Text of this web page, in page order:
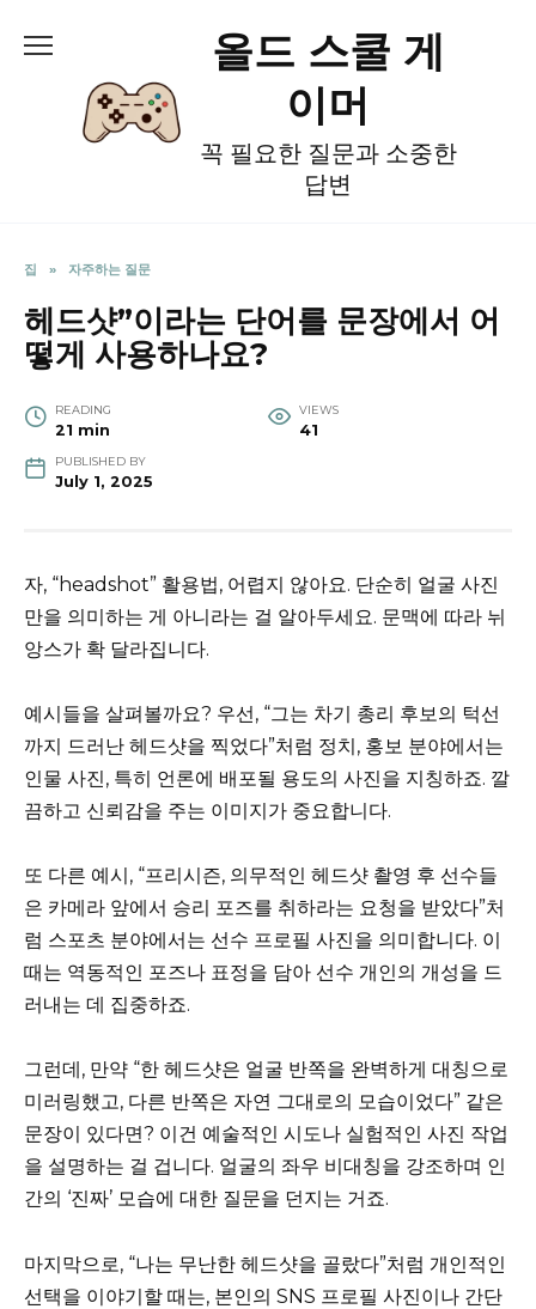
올드 스쿨 게
이머
꼭 필요한 질문과 소중한
답변
집 » 자주하는 질문
헤드샷”이라는 단어를 문장에서 어
떻게 사용하나요?
READING
21 min
VIEWS
41
PUBLISHED BY
July 1, 2025
자, “headshot” 활용법, 어렵지 않아요. 단순히 얼굴 사진
만을 의미하는 게 아니라는 걸 알아두세요. 문맥에 따라 뉘
앙스가 확 달라집니다.
예시들을 살펴볼까요? 우선, “그는 차기 총리 후보의 턱선
까지 드러난 헤드샷을 찍었다”처럼 정치, 홍보 분야에서는
인물 사진, 특히 언론에 배포될 용도의 사진을 지칭하죠. 깔
끔하고 신뢰감을 주는 이미지가 중요합니다.
또 다른 예시, “프리시즌, 의무적인 헤드샷 촬영 후 선수들
은 카메라 앞에서 승리 포즈를 취하라는 요청을 받았다”처
럼 스포츠 분야에서는 선수 프로필 사진을 의미합니다. 이
때는 역동적인 포즈나 표정을 담아 선수 개인의 개성을 드
러내는 데 집중하죠.
그런데, 만약 “한 헤드샷은 얼굴 반쪽을 완벽하게 대칭으로
미러링했고, 다른 반쪽은 자연 그대로의 모습이었다” 같은
문장이 있다면? 이건 예술적인 시도나 실험적인 사진 작업
을 설명하는 걸 겁니다. 얼굴의 좌우 비대칭을 강조하며 인
간의 ‘진짜’ 모습에 대한 질문을 던지는 거죠.
마지막으로, “나는 무난한 헤드샷을 골랐다”처럼 개인적인
선택을 이야기할 때는, 본인의 SNS 프로필 사진이나 간단